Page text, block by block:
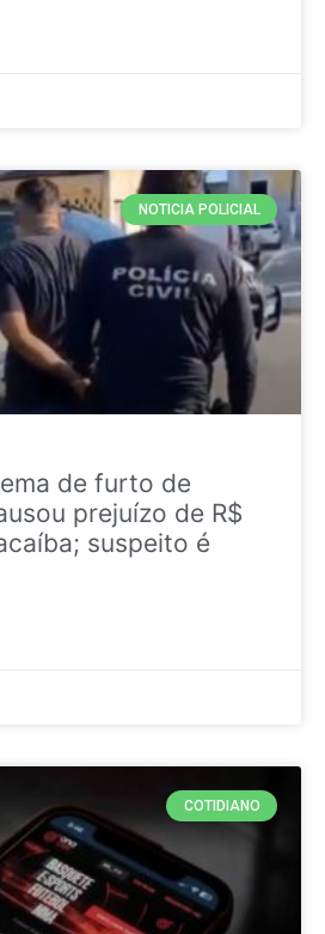
NOTICIA POLICIAL
de furto de
prejuízo de R$
suspeito é
COTIDIANO